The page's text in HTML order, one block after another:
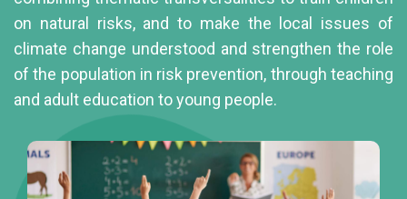
on natural risks, and to make the local issues of
climate change understood and strengthen the role
of the population in risk prevention, through teaching
and adult education to young people.